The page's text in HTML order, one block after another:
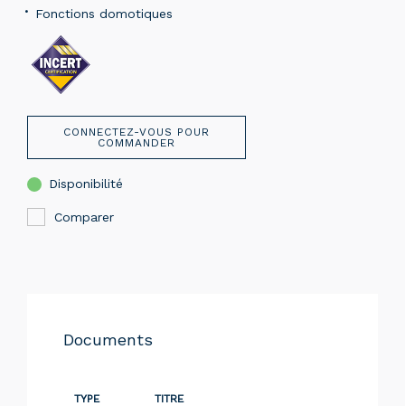
Fonctions domotiques
CONNECTEZ-VOUS POUR
COMMANDER
Disponibilité
Comparer
Documents
TYPE TITRE